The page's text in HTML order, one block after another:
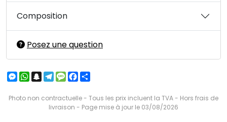
Composition
Posez une question
Messenger
WhatsApp
Snapchat
Telegram
MessageFacebook
Photo non contractuelle - Tous les prix incluent la TVA - Hors frais de
livraison - Page mise à jour le 03/08/2026